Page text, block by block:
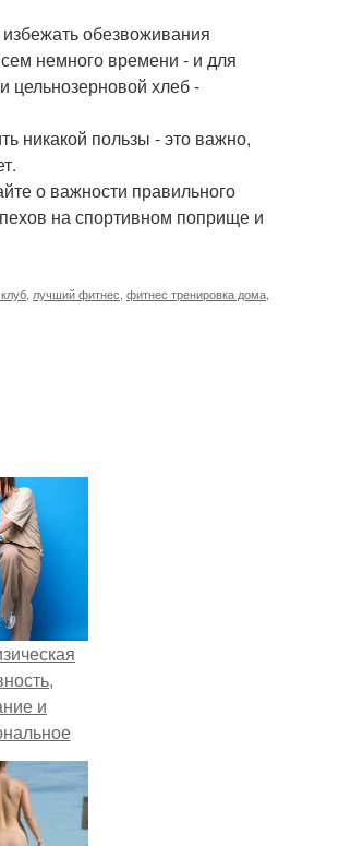
обезвоживания
немного времени - и для
цельнозерновой хлеб -
никакой пользы - это важно,
о важности правильного
на спортивном поприще и
лучший фитнес фитнес тренировка дома
и